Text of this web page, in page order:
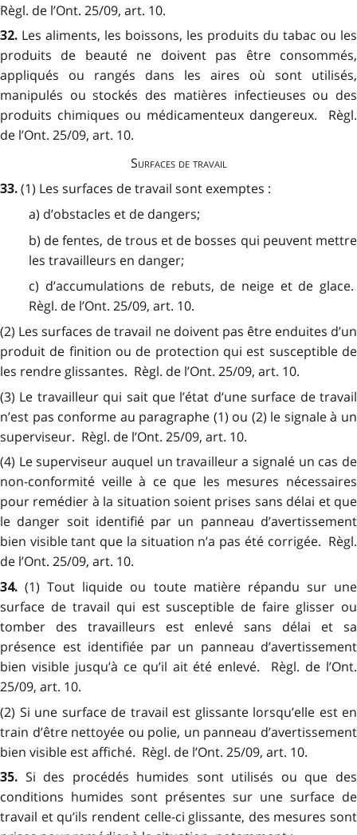
Règl. de l’Ont. 25/09, art. 10.
32. Les aliments, les boissons, les produits du tabac ou les
produits de beauté ne doivent pas être consommés,
appliqués ou rangés dans les aires où sont utilisés,
manipulés ou stockés des matières infectieuses ou des
produits chimiques ou médicamenteux dangereux. Règl.
de l’Ont. 25/09, art. 10.
Surfaces de travail
33. (1) Les surfaces de travail sont exemptes :
a) d’obstacles et de dangers;
b) de fentes, de trous et de bosses qui peuvent mettre
les travailleurs en danger;
c) d’accumulations de rebuts, de neige et de glace.
Règl. de l’Ont. 25/09, art. 10.
(2) Les surfaces de travail ne doivent pas être enduites d’un
produit de finition ou de protection qui est susceptible de
les rendre glissantes. Règl. de l’Ont. 25/09, art. 10.
(3) Le travailleur qui sait que l’état d’une surface de travail
n’est pas conforme au paragraphe (1) ou (2) le signale à un
superviseur. Règl. de l’Ont. 25/09, art. 10.
(4) Le superviseur auquel un travailleur a signalé un cas de
non-conformité veille à ce que les mesures nécessaires
pour remédier à la situation soient prises sans délai et que
le danger soit identifié par un panneau d’avertissement
bien visible tant que la situation n’a pas été corrigée. Règl.
de l’Ont. 25/09, art. 10.
34.(1) Tout liquide ou toute matière répandu sur une
surface de travail qui est susceptible de faire glisser ou
tomber des travailleurs est enlevé sans délai et sa
présence est identifiée par un panneau d’avertissement
bien visible jusqu’à ce qu’il ait été enlevé. Règl. de l’Ont.
25/09, art. 10.
(2) Si une surface de travail est glissante lorsqu’elle est en
train d’être nettoyée ou polie, un panneau d’avertissement
bien visible est affiché. Règl. de l’Ont. 25/09, art. 10.
35. Si des procédés humides sont utilisés ou que des
conditions humides sont présentes sur une surface de
travail et qu’ils rendent celle-ci glissante, des mesures sont